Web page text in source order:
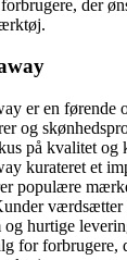
der
er en førende
og
på kvalitet og
kurateret et
populære
og hurtige
for forbrugere,